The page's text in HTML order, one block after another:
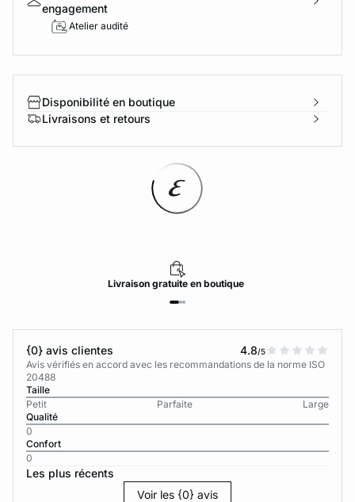
engagement
Atelier audité
Disponibilité en boutique
Livraisons et retours
Livraisongratuiteen boutique
{0} avis clientes 4.8/5
Avis vérifiés en accord avec les recommandations de la norme ISO
20488
Taille
Petit
Parfaite
Large
Qualité
0
Confort
0
Les plus récents
Voir les {0} avis